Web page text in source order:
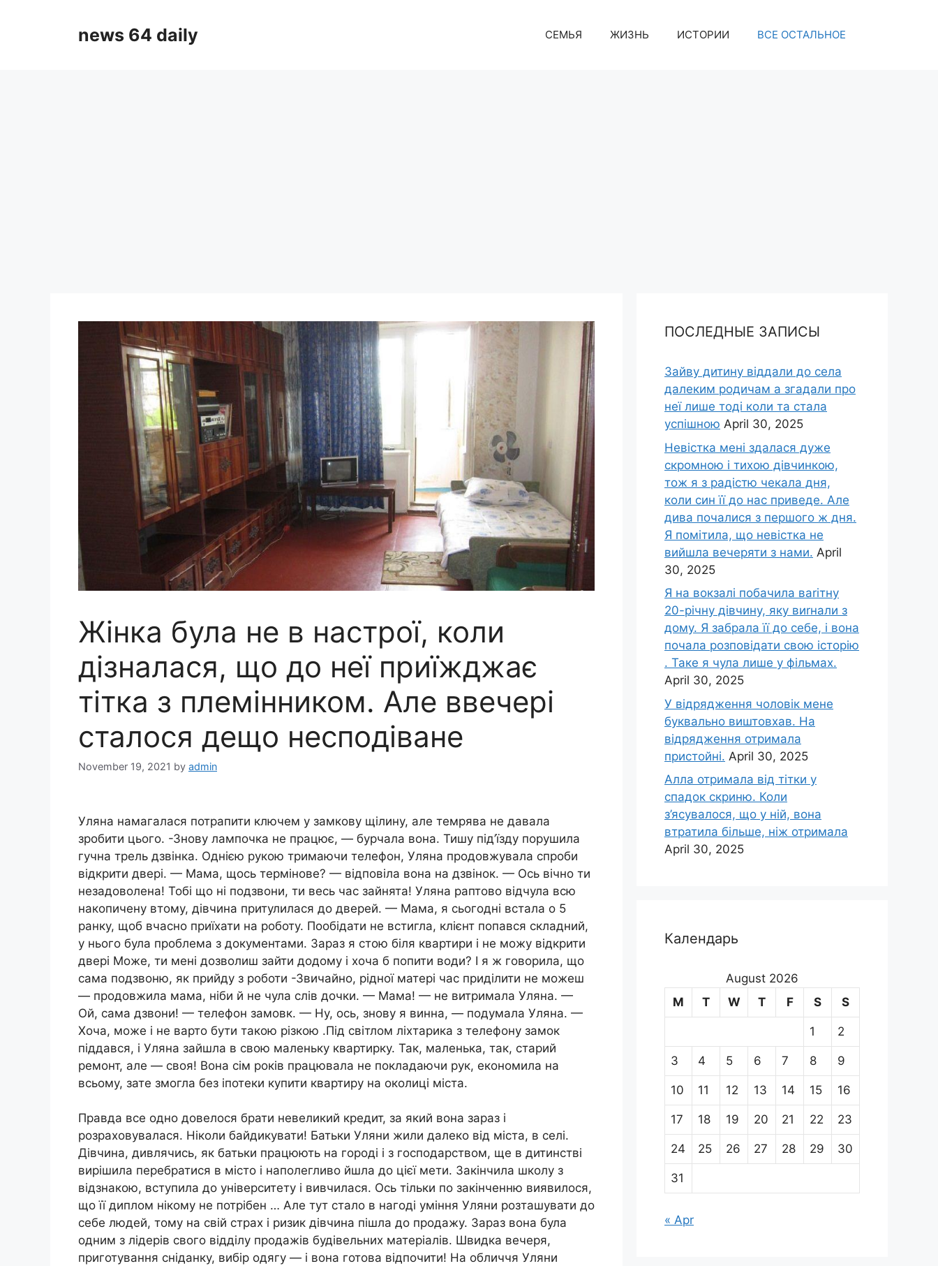
news 64 daily СЕМЬЯ ЖИЗНЬ ИСТОРИИ ВСЕ ОСТАЛЬНОЕ
Жінка була не в настрої, коли
дізналася, що до неї приїжджає
тітка з племінником. Але ввечері
сталося дещо несподіване
November 19, 2021 by admin
Уляна намагалася потрапити ключем у замкову щілину, але темрява не давала
зробити цього. -Знову лампочка не працює, — бурчала вона. Тишу під’їзду порушила
гучна трель дзвінка. Однією рукою тримаючи телефон, Уляна продовжувала спроби
відкрити двері. — Мама, щось термінове? — відповіла вона на дзвінок. — Ось вічно ти
незадоволена! Тобі що ні подзвони, ти весь час зайнята! Уляна раптово відчула всю
накопичену втому, дівчина притулилася до дверей. — Мама, я сьогодні встала о 5
ранку, щоб вчасно приїхати на роботу. Пообідати не встигла, клієнт попався складний,
у нього була проблема з документами. Зараз я стою біля квартири і не можу відкрити
двері Може, ти мені дозволиш зайти додому і хоча б попити води? І я ж говорила, що
сама подзвоню, як прийду з роботи -Звичайно, рідної матері час приділити не можеш
— продовжила мама, ніби й не чула слів дочки. — Мама! — не витримала Уляна. —
Ой, сама дзвони! — телефон замовк. — Ну, ось, знову я винна, — подумала Уляна. —
Хоча, може і не варто бути такою різкою .Під світлом ліхтарика з телефону замок
піддався, і Уляна зайшла в свою маленьку квартирку. Так, маленька, так, старий
ремонт, але — своя! Вона сім років працювала не покладаючи рук, економила на
всьому, зате змогла без іпотеки купити квартиру на околиці міста.
Правда все одно довелося брати невеликий кредит, за який вона зараз і
розраховувалася. Ніколи байдикувати! Батьки Уляни жили далеко від міста, в селі.
Дівчина, дивлячись, як батьки працюють на городі і з господарством, ще в дитинстві
вирішила перебратися в місто і наполегливо йшла до цієї мети. Закінчила школу з
відзнакою, вступила до університету і вивчилася. Ось тільки по закінченню виявилося,
що її диплом нікому не потрібен … Але тут стало в нагоді уміння Уляни розташувати до
себе людей, тому на свій страх і ризик дівчина пішла до продажу. Зараз вона була
одним з лідерів свого відділу продажів будівельних матеріалів. Швидка вечеря,
приготування сніданку, вибір одягу — і вона готова відпочити! На обличчя Уляни
ПОСЛЕДНЫЕ ЗАПИСЫ
Зайву дитину віддали до села
далеким родичам а згадали про
неї лише тоді коли та стала
успішною April 30, 2025
Невістка мені здалася дуже
скромною і тихою дівчинкою,
тож я з радістю чекала дня,
коли син її до нас приведе. Але
дива почалися з першого ж дня.
Я помітила, що невістка не
вийшла вечеряти з нами. April
30, 2025
Я на вокзалі побачила ваrітну
20-річну дівчину, яку виrнали з
дому. Я забрала її до себе, і вона
почала розповідати свою історію
. Таке я чула лише у фільмах.
April 30, 2025
У відрядження чоловік мене
буквально виштовхав. На
відрядження отримала
пристойні. April 30, 2025
Алла отримала від тітки у
спадок скриню. Коли
з’ясувалося, що у ній, вона
втратила більше, ніж отримала
April 30, 2025
Календарь
August 2026
M
T W T F S S
1 2
3 4 5 6 7 8 9
10 11 12 13 14 15 16
17 18 19 20 21 22 23
24 25 26 27 28 29 30
31
« Apr